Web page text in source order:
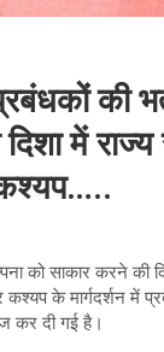
की
में
कश्यप…..
को साकार करने की
कश्यप के मार्गदर्शन
कर दी गई है।